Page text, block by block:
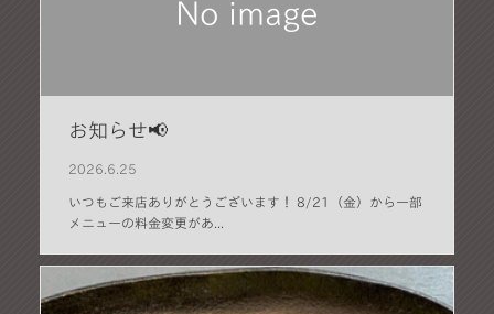
No image
お知らせ📢
2026. 6.25
いつもご来店ありがとうございます！ 8/21（金）から一部
メニューの料金変更があ...